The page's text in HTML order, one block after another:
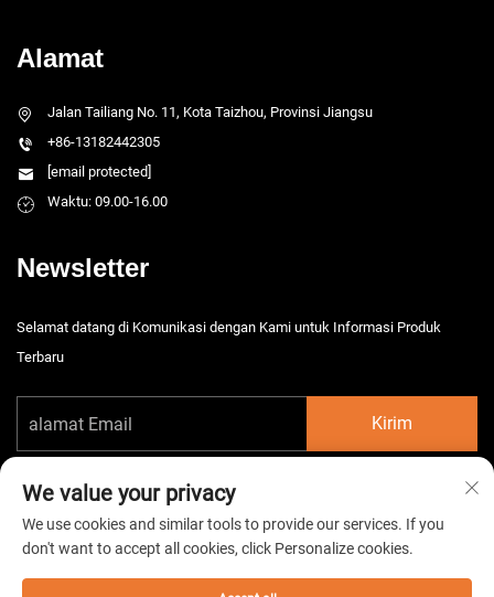
Alamat
Jalan Tailiang No. 11, Kota Taizhou, Provinsi Jiangsu
+86-13182442305
[email protected]
Waktu: 09.00-16.00
Newsletter
Selamat datang di Komunikasi dengan Kami untuk Informasi Produk
Terbaru
Kirim
Hak Cipta © 2026 China Taizhou HarsMarg Electromechenical Co. Ltd.
We value your privacy
We use cookies and similar tools to provide our services. If you
don't want to accept all cookies, click Personalize cookies.